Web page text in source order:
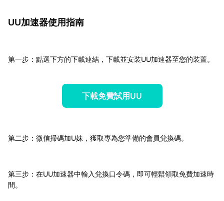
UU加速器使用指南
第一步：點選下方的下載連結，下載並安裝UU加速器至您的裝置。
下載免費試用UU
第二步：微信掃碼加U妹，獲取專為您準備的會員兌換碼。
第三步：在UU加速器中輸入兌換口令碼，即可輕鬆領取免費加速時
間。